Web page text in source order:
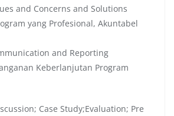
and Concerns and Solutions
yang Profesional, Akuntabel
and Reporting
Keberlanjutan Program
Case Study;Evaluation; Pre